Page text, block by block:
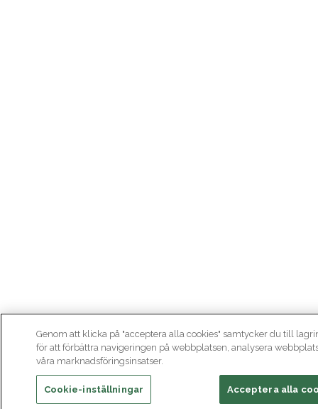
Bli medlem
Genom att klicka på "acceptera alla cookies" samtycker du till
för att förbättra navigeringen på webbplatsen, analysera
våra marknadsföringsinsatser.
Cookie-inställningar Acceptera alla